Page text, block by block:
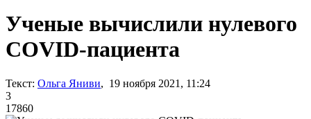
Ученые вычислили нулевого
COVID-пациента
Текст: Ольга Яниви, 19 ноября 2021, 11:24
3
17860